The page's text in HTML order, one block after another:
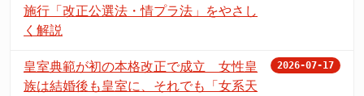
施行「改正公選法・情プラ法」をやさし
く解説
皇室典範が初の本格改正で成立 女性皇
族は結婚後も皇室に、それでも「女系天
2026-07-17